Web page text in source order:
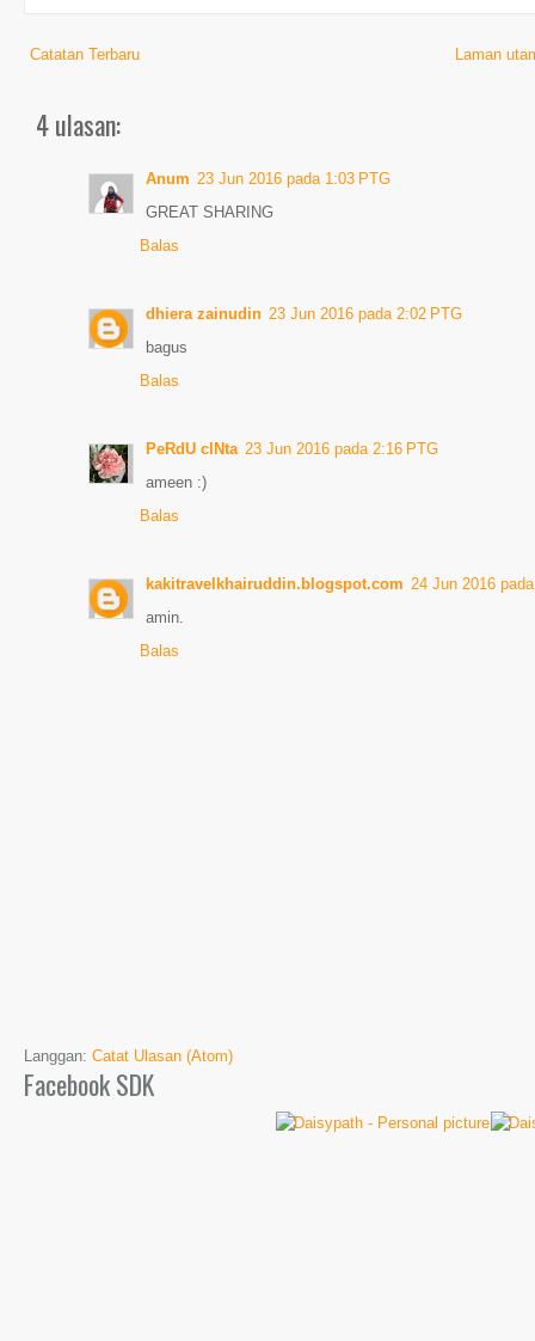
Catatan Terbaru Laman
4 ulasan:
Anum 23 Jun 2016 pada 1:03 PTG
GREAT SHARING
Balas
dhiera zainudin 23 Jun 2016 pada 2:02 PTG
bagus
Balas
PeRdU cINta 23 Jun 2016 pada 2:16 PTG
ameen :)
Balas
kakitravelkhairuddin.blogspot.com 24 Jun 2016
amin.
Balas
Langgan: Catat Ulasan (Atom)
Facebook SDK